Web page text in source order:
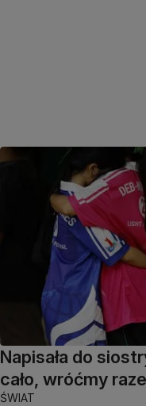
Napisała do
cało, wróćmy
ŚWIAT